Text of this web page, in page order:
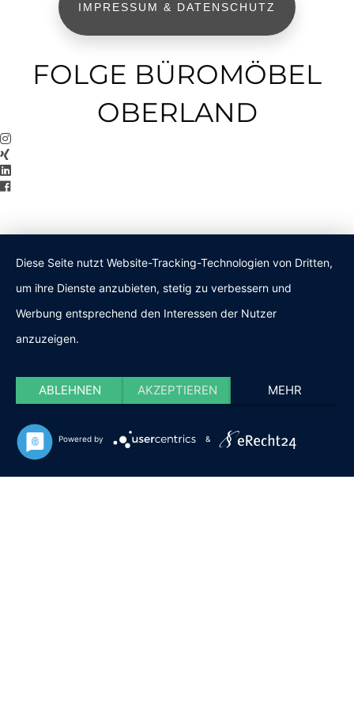
IMPRESSUM & DATENSCHUTZ
FOLGE BÜROMÖBEL
OBERLAND
Diese Seite nutzt Website-Tracking-Technologien von Dritten,
um ihre Dienste anzubieten, stetig zu verbessern und
Werbung entsprechend den Interessen der Nutzer
anzuzeigen.
ABLEHNEN AKZEPTIEREN MEHR
Powered by &